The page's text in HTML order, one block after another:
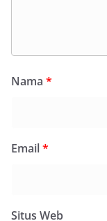
Nama *
Email*
Situs Web